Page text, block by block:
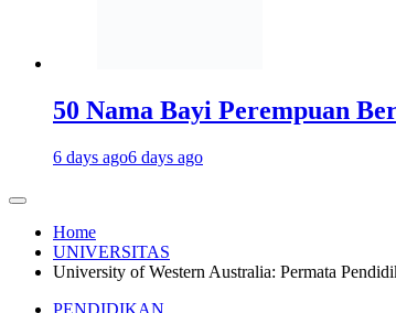
50 Nama Bayi Perempuan
6 days ago6 days ago
Home
UNIVERSITAS
University of Western Australia: Permata
PENDIDIKAN